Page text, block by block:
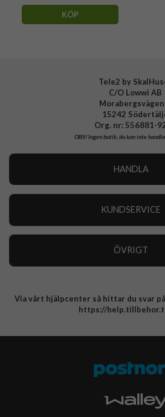
KÖP
Tele2 by
C/O Lowwi AB
15242
Org. nr: 556881-
OBS!Ingen butik, du kan inte
HANDLA
KUNDSERVICE
ÖVRIGT
Integritetspolicy
Via vårt hjälpcenter så hittar du svar
https://